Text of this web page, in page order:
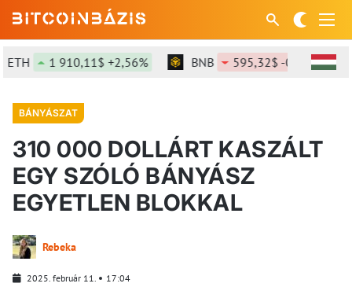
1 910,11$ +2,56% BNB 595,32$ -0,05%
BÁNYÁSZAT
310 000 DOLLÁRT KASZÁLT
EGY SZÓLÓ BÁNYÁSZ
EGYETLEN BLOKKAL
Rebeka
2025. február 11.
17:04